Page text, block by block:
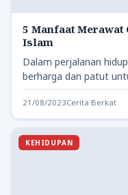
5 Manfaat
Islam
Dalam perjalanan
berharga dan patut
pengabdian. Momen
21/08/2023Cerita Berkat
KEHIDUPAN